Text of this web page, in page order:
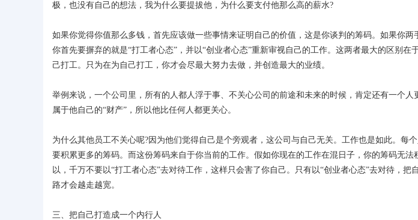
极，也没有自己的想法，我为什么要提拔他，为什么要支付他那么高的薪水?
如果你觉得你值那么多钱，首先应该做一些事情来证明自己的价值，这是你谈判的筹码。如果你两
你首先要摒弃的就是“打工者心态”，并以“创业者心态”重新审视自己的工作。这两者最大的区别
己打工。只为在为自己打工，你才会尽最大努力去做，并创造最大的业绩。
举例来说，一个公司里，所有的人都人浮于事、不关心公司的前途和未来的时候，肯定还有一个
属于他自己的“财产”，所以他比任何人都更关心。
为什么其他员工不关心呢?因为他们觉得自己是个旁观者，这公司与自己无关。工作也是如此。每
要积累更多的筹码。而这份筹码来自于你当前的工作。假如你现在的工作在混日子，你的筹码无
以，千万不要以“打工者心态”去对待工作，这样只会害了你自己。只有以“创业者心态”去对待，
路才会越走越宽。
三、把自己打造成一个内行人